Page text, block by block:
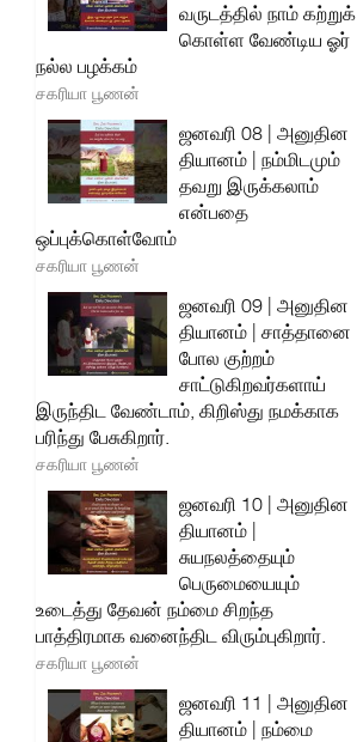
வருடத்தில் நாம் கற்றுக்
கொள்ள வேண்டிய ஓர்
நல்ல பழக்கம்
சகரியா பூணன்
ஜனவரி 08 | அனுதின
தியானம் | நம்மிடமும்
தவறு இருக்கலாம்
என்பதை
ஒப்புக்கொள்வோம்
சகரியா பூணன்
ஜனவரி 09 | அனுதின
தியானம் | சாத்தானை
போல குற்றம்
சாட்டுகிறவர்களாய்
இருந்திட வேண்டாம், கிறிஸ்து நமக்காக
பரிந்து பேசுகிறார்.
சகரியா பூணன்
ஜனவரி 10 | அனுதின
தியானம் |
சுயநலத்தையும்
பெருமையையும்
உடைத்து தேவன் நம்மை சிறந்த
பாத்திரமாக வனைந்திட விரும்புகிறார்.
சகரியா பூணன்
ஜனவரி 11 | அனுதின
தியானம் | நம்மை